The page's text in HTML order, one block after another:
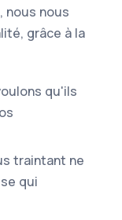
nous nous
grâce à la
qu'ils
traintant ne
qui